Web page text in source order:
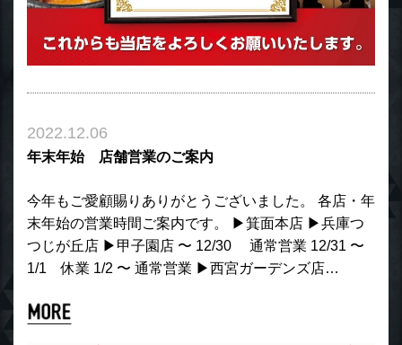
2022.12.06
年末年始 店舗営業のご案内
今年もご愛顧賜りありがとうございました。 各店・年
末年始の営業時間ご案内です。 ▶︎箕面本店 ▶︎兵庫つ
つじが丘店 ▶︎甲子園店 〜 12/30 通常営業 12/31 〜
1/1 休業 1/2 〜 通常営業 ▶︎西宮ガーデンズ店…